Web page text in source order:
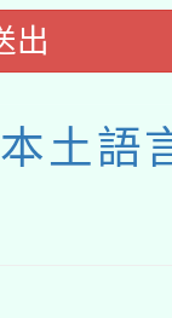
出
土語